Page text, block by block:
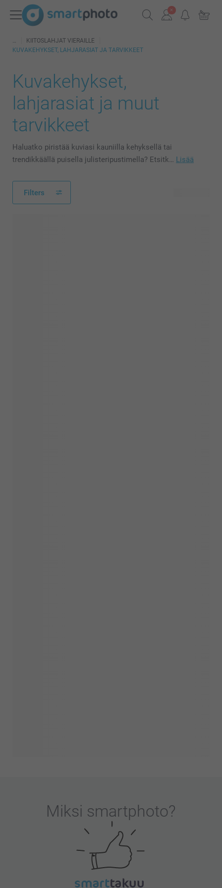
KIITOSLAHJAT VIERAILLE
KUVAKEHYKSET, LAHJARASIAT JA TARVIKKEET
Kuvakehykset,
lahjarasiat ja muut
tarvikkeet
Haluatko piristää kuviasi kauniilla kehyksellä tai
trendikkäällä puisella julisteripustimella? Etsitk… Lisää
Filters
Miksi smartphoto?